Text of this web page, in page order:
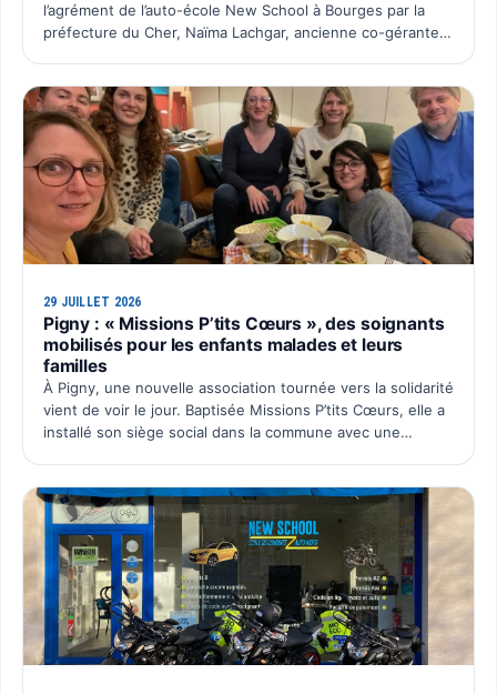
l’agrément de l’auto-école New School à Bourges par la
préfecture du Cher, Naïma Lachgar, ancienne co-gérante
29 JUILLET 2026
Pigny : « Missions P’tits Cœurs », des soignants
mobilisés pour les enfants malades et leurs
familles
À Pigny, une nouvelle association tournée vers la solidarité
vient de voir le jour. Baptisée Missions P’tits Cœurs, elle a
installé son siège social dans la commune avec une